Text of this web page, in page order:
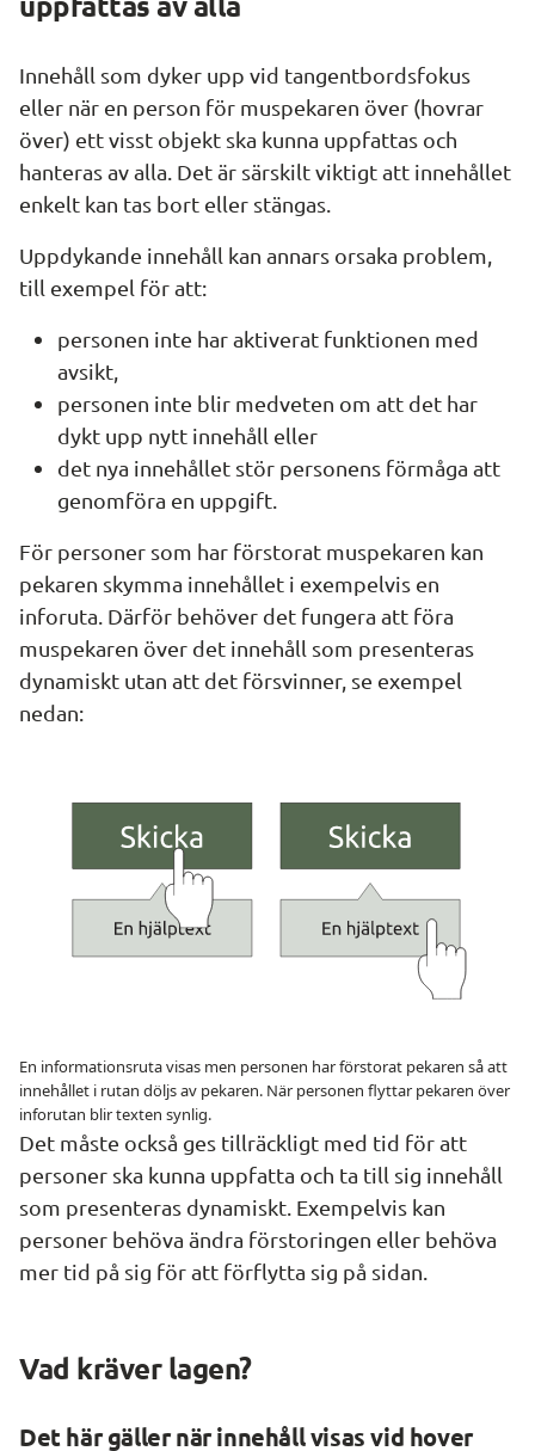
Innehåll som dyker upp vid tangentbordsfokus
eller när en person för muspekaren över (hovrar
över) ett visst objekt ska kunna uppfattas och
hanteras av alla. Det är särskilt viktigt att innehållet
enkelt kan tas bort eller stängas.
Uppdykande innehåll kan annars orsaka problem,
till exempel för att:
personen inte har aktiverat funktionen med
avsikt,
personen inte blir medveten om att det har
dykt upp nytt innehåll eller
det nya innehållet stör personens förmåga att
genomföra en uppgift.
För personer som har förstorat muspekaren kan
pekaren skymma innehållet i exempelvis en
inforuta. Därför behöver det fungera att föra
muspekaren över det innehåll som presenteras
dynamiskt utan att det försvinner, se exempel
nedan:
En informationsruta visas men personen har förstorat pekaren så att
innehållet i rutan döljs av pekaren. När personen flyttar pekaren över
inforutan blir texten synlig.
Det måste också ges tillräckligt med tid för att
personer ska kunna uppfatta och ta till sig innehåll
som presenteras dynamiskt. Exempelvis kan
personer behöva ändra förstoringen eller behöva
mer tid på sig för att förflytta sig på sidan.
Vad kräver lagen?
Det här gäller när innehåll visas vid hover